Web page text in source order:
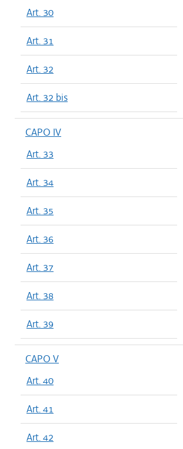
Art. 30
Art. 31
Art. 32
Art. 32 bis
CAPO IV
Art. 33
Art. 34
Art. 35
Art. 36
Art. 37
Art. 38
Art. 39
CAPO V
Art. 40
Art. 41
Art. 42